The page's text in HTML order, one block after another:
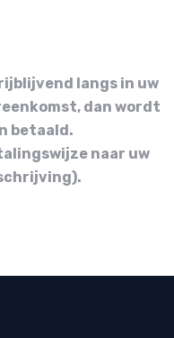
langs in uw
dan wordt
betaald.
naar uw